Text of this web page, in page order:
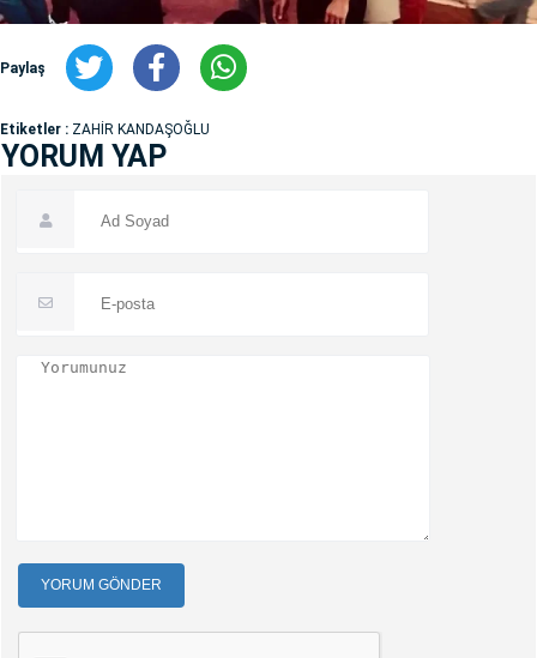
Paylaş
Etiketler : ZAHİR KANDAŞOĞLU
YORUM YAP
YORUM GÖNDER